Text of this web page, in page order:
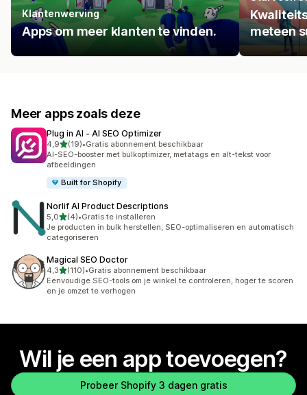
Klantenwerving
Apps om meer klanten te vinden.
meteen
Meer apps zoals deze
Plug in AI ‑ AI SEO Optimizer
4,9van 5 sterren
(19)
19 recensies in totaal
•Gratis abonnement beschikbaar
AI-SEO-booster met bulkoptimizer, metatags en alt-tekst voor
afbeeldingen
Built for Shopify
Norlif AI Product Descriptions
5,0van 5 sterren
(4)
4 recensies in totaal
•Gratis te installeren
Je producten in bulk herstellen, SEO-optimaliseren en automatisch
categoriseren
Magical SEO Doctor
4,3van 5 sterren
(110)
110 recensies in totaal
•Gratis abonnement beschikbaar
Eenvoudige SEO-tools om je winkel te controleren, hoger te scoren
en je omzet te verhogen
Wil je een app toevoegen?
Probeer Shopify 3 dagen gratis